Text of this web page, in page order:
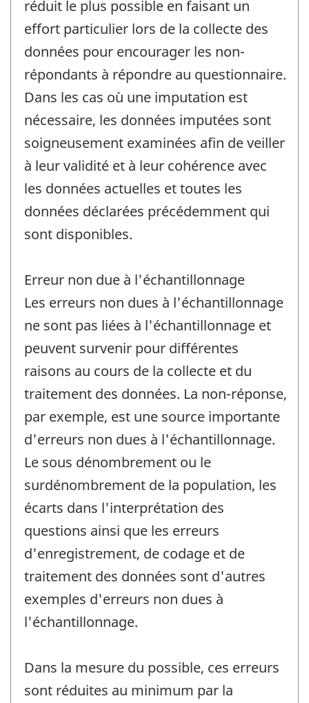
réduit le plus possible en faisant un
effort particulier lors de la collecte des
données pour encourager les non-
répondants à répondre au questionnaire.
Dans les cas où une imputation est
nécessaire, les données imputées sont
soigneusement examinées afin de veiller
à leur validité et à leur cohérence avec
les données actuelles et toutes les
données déclarées précédemment qui
sont disponibles.
Erreur non due à l'échantillonnage
Les erreurs non dues à l'échantillonnage
ne sont pas liées à l'échantillonnage et
peuvent survenir pour différentes
raisons au cours de la collecte et du
traitement des données. La non-réponse,
par exemple, est une source importante
d'erreurs non dues à l'échantillonnage.
Le sous dénombrement ou le
surdénombrement de la population, les
écarts dans l'interprétation des
questions ainsi que les erreurs
d'enregistrement, de codage et de
traitement des données sont d'autres
exemples d'erreurs non dues à
l'échantillonnage.
Dans la mesure du possible, ces erreurs
sont réduites au minimum par la